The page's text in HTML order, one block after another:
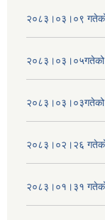
२०८३।०३।०९ गतेको
२०८३।०३।०५गतेको
२०८३।०३।०३गतेको
२०८३।०२।२६ गतेको
२०८३।०१।३१ गतेको